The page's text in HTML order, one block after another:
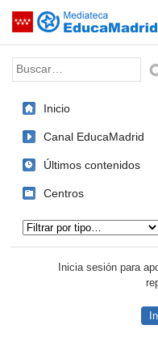
Saltar navegación
Palabra o frase:
Inicio
Canal EducaMadrid
Últimos contenidos
Centros
Inicia sesión para